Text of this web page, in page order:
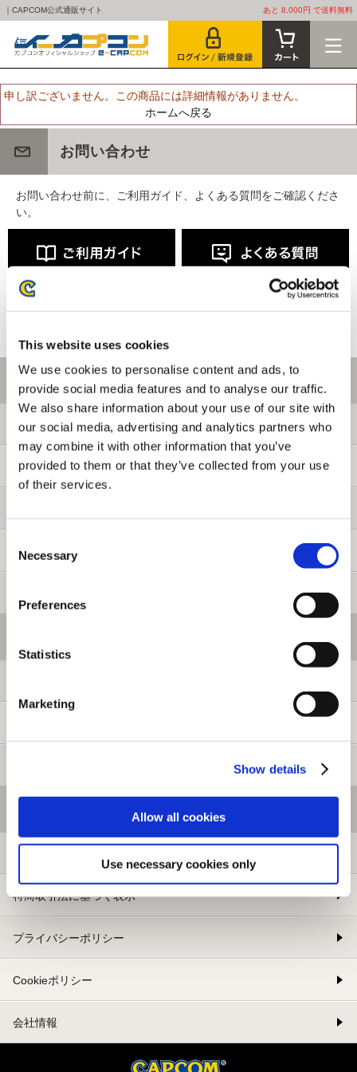
This website uses cookies
We use cookies to personalise content and ads, to
provide social media features and to analyse our traffic.
We also share information about your use of our site with
our social media, advertising and analytics partners who
may combine it with other information that you’ve
provided to them or that they’ve collected from your use
of their services.
Selection
Necessary
Preferences
Statistics
Marketing
Show details
Allow all cookies
Use necessary cookies only
｜CAPCOM公式通販サイト あと 8,000円 で送料無料
申し訳ございません。この商品には詳細情報がありません。
ホームへ戻る
お問い合わせ
お問い合わせ前に、ご利用ガイド、よくある質問をご確認くださ
い。
ご利用情報
初めての方へ
ご利用ガイド
お問い合わせ
特商取引法に基づく表示
プライバシーポリシー
Cookieポリシー
会社情報